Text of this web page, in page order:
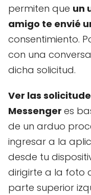
permiten que un
amigo te envié
consentimiento.
con una
dicha solicitud.
Ver las
Messenger es
de un arduo
ingresar a la
desde tu
dirigirte a la foto
parte superior